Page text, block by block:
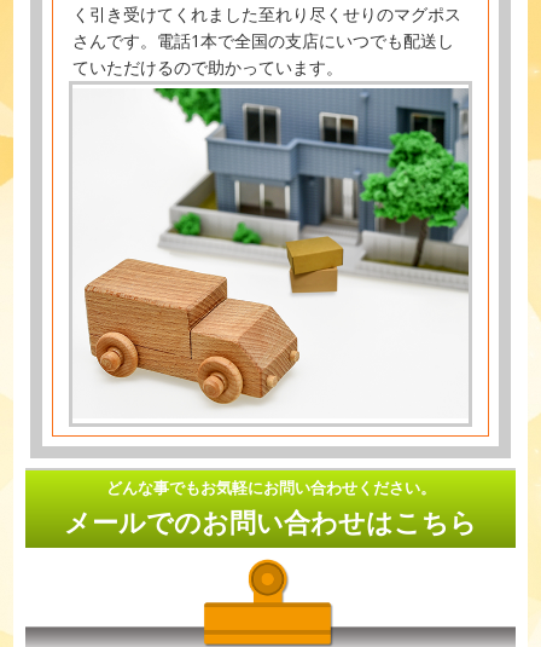
く引き受けてくれました至れり尽くせりのマグポス
さんです。電話1本で全国の支店にいつでも配送し
ていただけるので助かっています。
どんな事でもお気軽にお問い合わせください。
メールでのお問い合わせはこちら